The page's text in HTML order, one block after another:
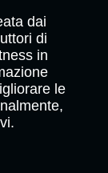
dai
di
in
le